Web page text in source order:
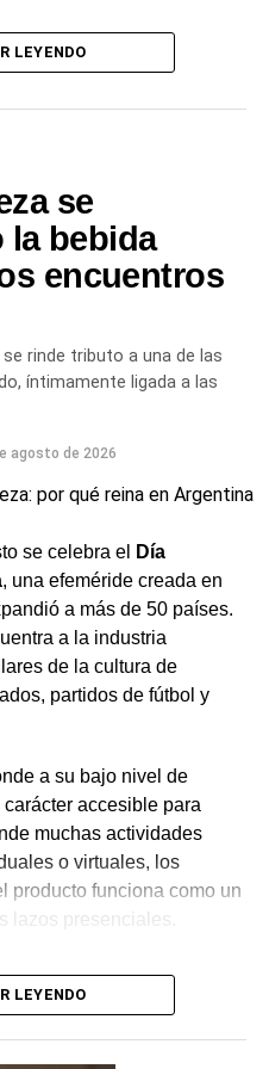
a cargo del taller
basada en evidencia y
las familias presentes.
del hospital, Ana
por preparar las
durante la jornada.
a las
a todas las mamás y
sobre este alimento
la institución remarcaron
sino que protege,
y bebé y aporta
para un comienzo
consideran que apoyarla
la comunidad.
LEYENDO
se
la bebida
encuentros
rinde tributo a una de las
íntimamente ligada a las
agosto de 2026
se celebra el
Día
, una efeméride creada en
a más de 50 países.
a la industria
de la cultura de
partidos de fútbol y
a su bajo nivel de
accesible para
muchas actividades
o virtuales, los
producto funciona como un
lazos presenciales.
y
sin
LEYENDO